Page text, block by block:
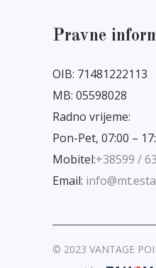
Pravne
OIB: 71481222113
MB: 05598028
Radno vrijeme:
Pon-Pet, 07:00 –
Mobitel:+38599 /
Email:
© 2023 VANTAGE